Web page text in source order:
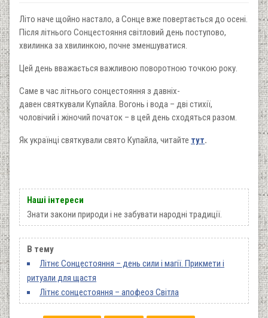
Літо наче щойно настало, а Сонце вже повертається до осені.
Після літнього Сонцестояння світловий день поступово,
хвилинка за хвилинкою, почне зменшуватися.
Цей день вважається важливою поворотною точкою року.
Саме в час літнього сонцестояння з давніх-
давен святкували Купайла. Вогонь і вода – дві стихії,
чоловічий і жіночий початок – в цей день сходяться разом.
Як українці святкували свято Купайла, читайте тут.
Наші інтереси
Знати закони природи і не забувати народні традиції.
В тему
Літнє Сонцестояння – день сили і магії. Прикмети і
ритуали для щастя
Літнє сонцестояння – апофеоз Світла